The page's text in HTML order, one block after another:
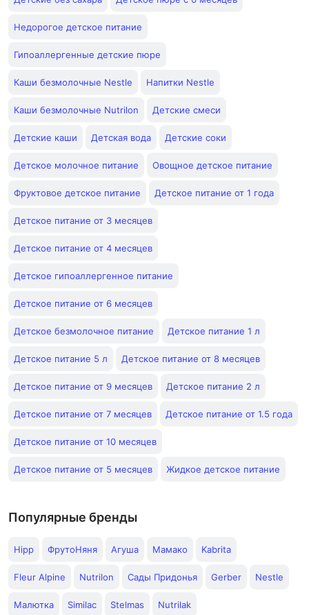
Недорогое детское питание
Гипоаллергенные детские пюре
Каши безмолочные Nestle Напитки Nestle
Каши безмолочные Nutrilon Детские смеси
Детские каши Детская вода Детские соки
Детское молочное питание Овощное детское питание
Фруктовое детское питание Детское питание от 1 года
Детское питание от 3 месяцев
Детское питание от 4 месяцев
Детское гипоаллергенное питание
Детское питание от 6 месяцев
Детское безмолочное питание Детское питание 1 л
Детское питание 5 л Детское питание от 8 месяцев
Детское питание от 9 месяцев Детское питание 2 л
Детское питание от 7 месяцев Детское питание от 1.5 года
Детское питание от 10 месяцев
Детское питание от 5 месяцев Жидкое детское питание
Популярные бренды
Hipp ФрутоНяня Агуша Мамако Kabrita
Fleur Alpine Nutrilon Сады Придонья Gerber Nestle
Малютка Similac Stelmas Nutrilak